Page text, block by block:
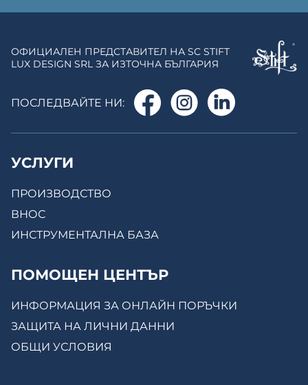
ОФИЦИАЛЕН ПРЕДСТАВИТЕЛ НА SC STIFT
LUX DESIGN SRL ЗА ИЗТОЧНА БЪЛГАРИЯ
ПОСЛЕДВАЙТЕ НИ:
УСЛУГИ
ПРОИЗВОДСТВО
ВНОС
ИНСТРУМЕНТАЛНА БАЗА
ПОМОЩЕН ЦЕНТЪР
ИНФОРМАЦИЯ ЗА ОНЛАЙН ПОРЪЧКИ
ЗАЩИТА НА ЛИЧНИ ДАННИ
ОБЩИ УСЛОВИЯ